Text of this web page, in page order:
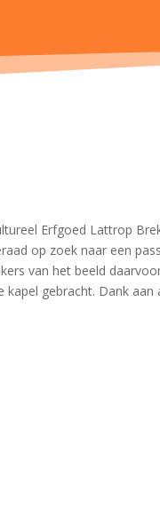
Erfgoed Lattrop
op zoek naar een
van het beeld
kapel gebracht. Dank